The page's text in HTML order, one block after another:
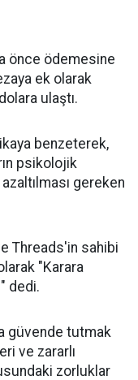
önce ödemesine
ek olarak
ulaştı.
benzeterek,
psikolojik
gereken
Threads'in sahibi
"Karara
dedi.
güvende tutmak
ve zararlı
zorluklar